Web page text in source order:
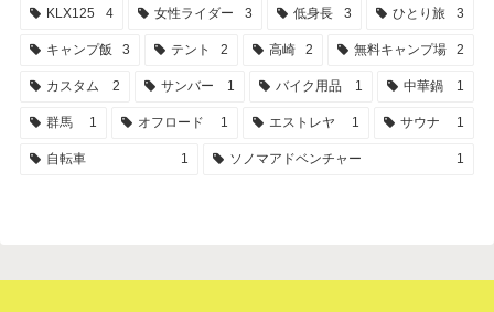
KLX125 4 女性ライダー 3 低身長 3 ひとり旅 3
キャンプ飯 3 テント 2 高崎 2 無料キャンプ場 2
カスタム 2 サンバー 1 バイク用品 1 中華鍋 1
群馬 1 オフロード 1 エストレヤ 1 サウナ 1
自転車 1 ソノマアドベンチャー 1